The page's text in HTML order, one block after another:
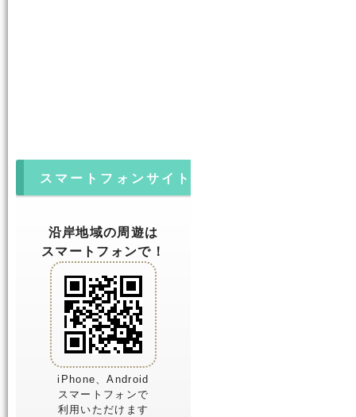
スマートフォンサイト
沿岸地域の周遊は
スマートフォンで！
iPhone、Android
スマートフォンで
利用いただけます